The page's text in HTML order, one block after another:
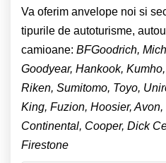
Va oferim anvelope noi si
tipurile de autoturisme,
camioane: BFGoodrich,
Goodyear, Hankook,
Riken, Sumitomo, Toyo,
King, Fuzion, Hoosier,
Continental, Cooper, Dick
Firestone